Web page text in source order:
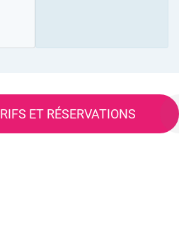
ET RÉSERVATIONS